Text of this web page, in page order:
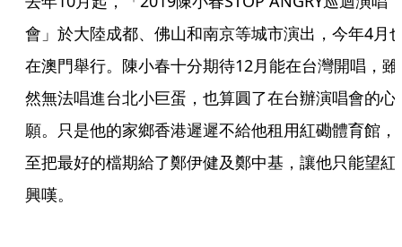
會」於大陸成都、佛山和南京等城市演出，今年4月
在澳門舉行。陳小春十分期待12月能在台灣開唱，雖
然無法唱進台北小巨蛋，也算圓了在台辦演唱會的心
願。只是他的家鄉香港遲遲不給他租用紅磡體育館，
至把最好的檔期給了鄭伊健及鄭中基，讓他只能望紅
興嘆。